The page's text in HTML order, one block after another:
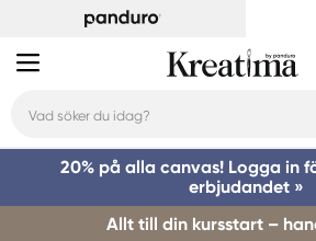
20% på alla canvas! Logga in
erbjudandet »
Allt till din kursstart –